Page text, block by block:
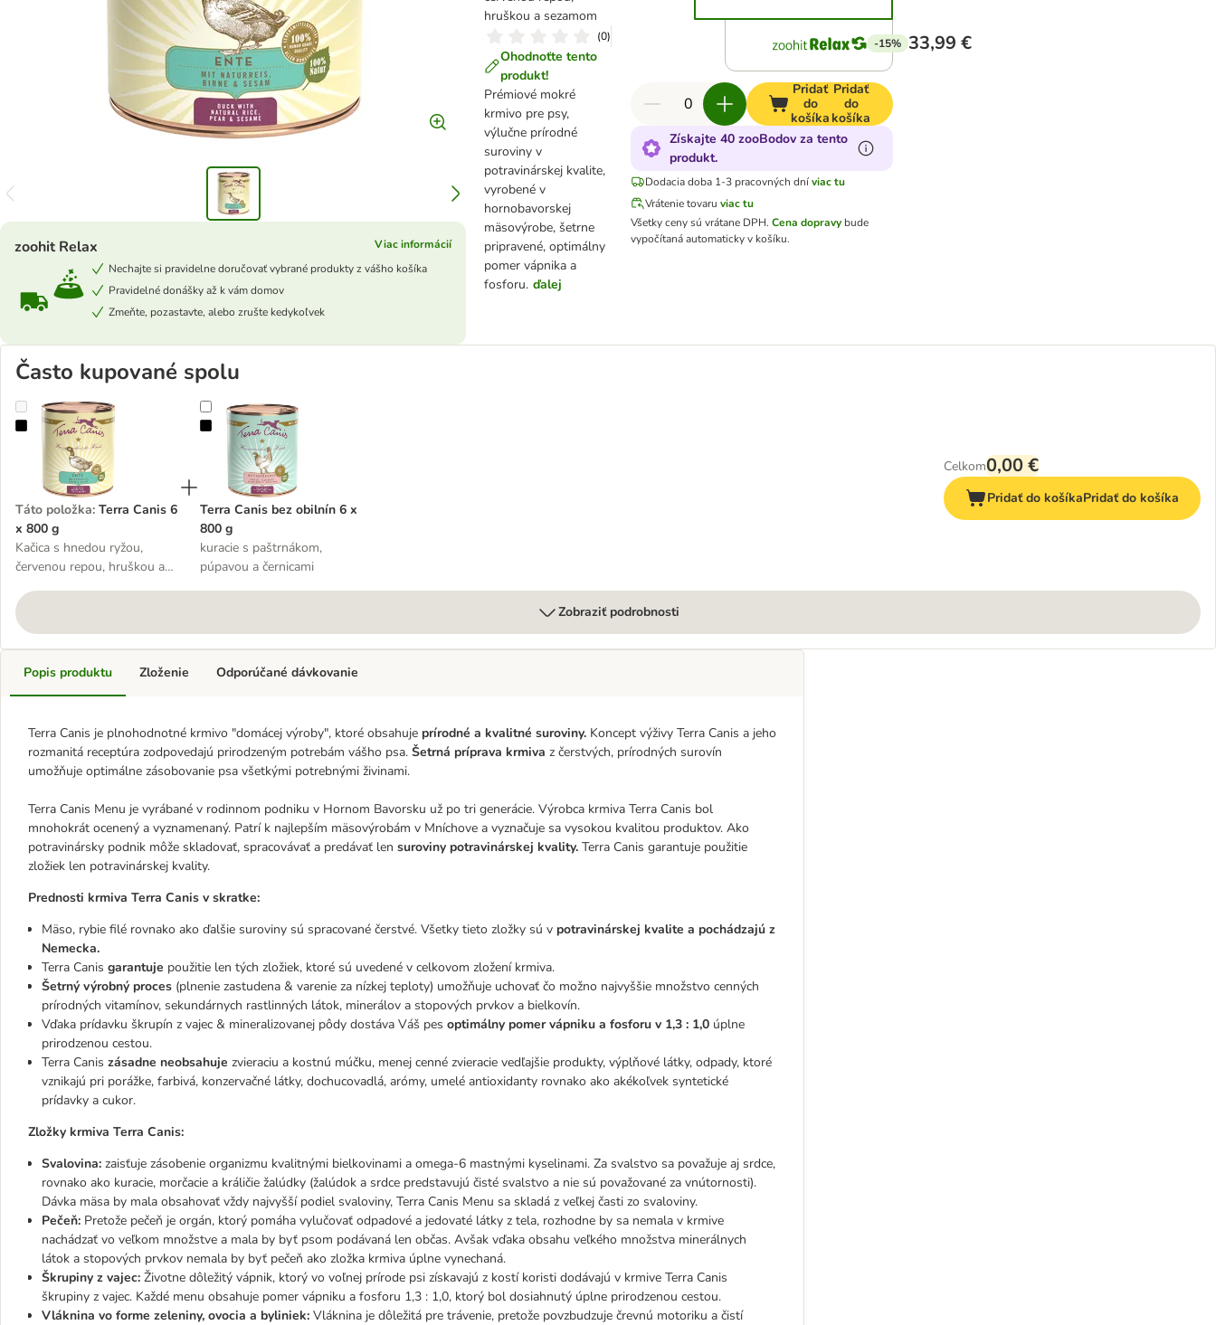
hruškou a sezamom
(0)
Ohodnoťte tento
produkt!
Prémiové mokré
krmivo pre psy,
výlučne prírodné
suroviny v
potravinárskej kvalite,
vyrobené v
hornobavorskej
mäsovýrobe, šetrne
pripravené, optimálny
pomer vápnika a
fosforu. ďalej
zoohit Relax
Viac informácií
Nechajte si pravidelne doručovať vybrané produkty z vášho košíka
Pravidelné donášky až k vám domov
Zmeňte, pozastavte, alebo zrušte kedykoľvek
-15% 33,99 €
Pridať
do
košíka
Pridať
do
košíka
Získajte 40 zooBodov za tento
produkt.
Dodacia doba 1-3 pracovných dníviac tu
Vrátenie tovaru viac tu
Všetky ceny sú vrátane DPH.Cena dopravy bude
vypočítaná automaticky v košíku.
Často kupované spolu
Terra Canis 6 x 800 g
Táto položka: Terra Canis 6
x 800 g
Kačica s hnedou ryžou,
červenou repou, hruškou a
Terra Canis bez obilnín 6 x 800 g
Terra Canis bez obilnín 6 x
800 g
kuracie s paštrnákom,
púpavou a černicami
Celkom0,00 €
Pridať do košíkaPridať do košíka
Zobraziť podrobnosti
Popis produktu
Terra Canis je plnohodnotné krmivo "domácej výroby", ktoré obsahuje prírodné a kvalitné suroviny. Koncept výživy Terra Canis a jeho
rozmanitá receptúra zodpovedajú prirodzeným potrebám vášho psa. Šetrná príprava krmiva z čerstvých, prírodných surovín
umožňuje optimálne zásobovanie psa všetkými potrebnými živinami.
Terra Canis Menu je vyrábané v rodinnom podniku v Hornom Bavorsku už po tri generácie. Výrobca krmiva Terra Canis bol
mnohokrát ocenený a vyznamenaný. Patrí k najlepším mäsovýrobám v Mníchove a vyznačuje sa vysokou kvalitou produktov. Ako
potravinársky podnik môže skladovať, spracovávať a predávať len suroviny potravinárskej kvality. Terra Canis garantuje použitie
zložiek len potravinárskej kvality.
Prednosti krmiva Terra Canis v skratke:
Mäso, rybie filé rovnako ako ďalšie suroviny sú spracované čerstvé. Všetky tieto zložky sú v potravinárskej kvalite a pochádzajú z
Nemecka.
Terra Canis garantuje použitie len tých zložiek, ktoré sú uvedené v celkovom zložení krmiva.
Šetrný výrobný proces (plnenie zastudena & varenie za nízkej teploty) umožňuje uchovať čo možno najvyššie množstvo cenných
prírodných vitamínov, sekundárnych rastlinných látok, minerálov a stopových prvkov a bielkovín.
Vďaka prídavku škrupín z vajec & mineralizovanej pôdy dostáva Váš pes optimálny pomer vápniku a fosforu v 1,3 : 1,0 úplne
prirodzenou cestou.
Terra Canis zásadne neobsahuje zvieraciu a kostnú múčku, menej cenné zvieracie vedľajšie produkty, výplňové látky, odpady, ktoré
vznikajú pri porážke, farbivá, konzervačné látky, dochucovadlá, arómy, umelé antioxidanty rovnako ako akékoľvek syntetické
prídavky a cukor.
Zložky krmiva Terra Canis:
Svalovina: zaisťuje zásobenie organizmu kvalitnými bielkovinami a omega-6 mastnými kyselinami. Za svalstvo sa považuje aj srdce,
rovnako ako kuracie, morčacie a králičie žalúdky (žalúdok a srdce predstavujú čisté svalstvo a nie sú považované za vnútornosti).
Dávka mäsa by mala obsahovať vždy najvyšší podiel svaloviny, Terra Canis Menu sa skladá z veľkej časti zo svaloviny.
Pečeň: Pretože pečeň je orgán, ktorý pomáha vylučovať odpadové a jedovaté látky z tela, rozhodne by sa nemala v krmive
nachádzať vo veľkom množstve a mala by byť psom podávaná len občas. Avšak vďaka obsahu veľkého množstva minerálnych
látok a stopových prvkov nemala by byť pečeň ako zložka krmiva úplne vynechaná.
Škrupiny z vajec: Životne dôležitý vápnik, ktorý vo voľnej prírode psi získavajú z kostí koristi dodávajú v krmive Terra Canis
škrupiny z vajec. Každé menu obsahuje pomer vápniku a fosforu 1,3 : 1,0, ktorý bol dosiahnutý úplne prirodzenou cestou.
Vláknina vo forme zeleniny, ovocia a byliniek: Vláknina je dôležitá pre trávenie, pretože povzbudzuje črevnú motoriku a čistí
Zloženie Odporúčané dávkovanie